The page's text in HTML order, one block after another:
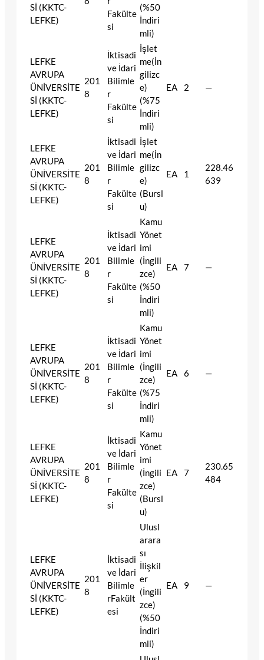
Sİ (KKTC-
LEFKE)
Fakülte
si
(%50
İndiri
mli)
LEFKE
AVRUPA
ÜNİVERSİTE
Sİ (KKTC-
LEFKE)
201
8
İktisadi
ve İdari
Bilimle
r
Fakülte
si
İşlet
me(İn
gilizc
e)
(%75
İndiri
mli)
EA 2 —
LEFKE
AVRUPA
ÜNİVERSİTE
Sİ (KKTC-
LEFKE)
201
8
İktisadi
ve İdari
Bilimle
r
Fakülte
si
İşlet
me(İn
gilizc
e)
(Bursl
u)
EA 1
228.46
639
LEFKE
AVRUPA
ÜNİVERSİTE
Sİ (KKTC-
LEFKE)
201
8
İktisadi
ve İdari
Bilimle
r
Fakülte
si
Kamu
Yönet
imi
(İngili
zce)
(%50
İndiri
mli)
EA 7 —
LEFKE
AVRUPA
ÜNİVERSİTE
Sİ (KKTC-
LEFKE)
201
8
İktisadi
ve İdari
Bilimle
r
Fakülte
si
Kamu
Yönet
imi
(İngili
zce)
(%75
İndiri
mli)
EA 6 —
LEFKE
AVRUPA
ÜNİVERSİTE
Sİ (KKTC-
LEFKE)
201
8
İktisadi
ve İdari
Bilimle
r
Fakülte
si
Kamu
Yönet
imi
(İngili
zce)
(Bursl
u)
EA 7
230.65
484
LEFKE
AVRUPA
ÜNİVERSİTE
Sİ (KKTC-
LEFKE)
201
8
İktisadi
ve İdari
Bilimle
rFakült
esi
Ulusl
arara
sı
İlişkil
er
(İngili
zce)
(%50
İndiri
mli)
EA 9 —